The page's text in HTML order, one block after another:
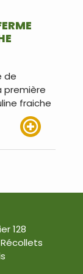
de
première
fraiche
128